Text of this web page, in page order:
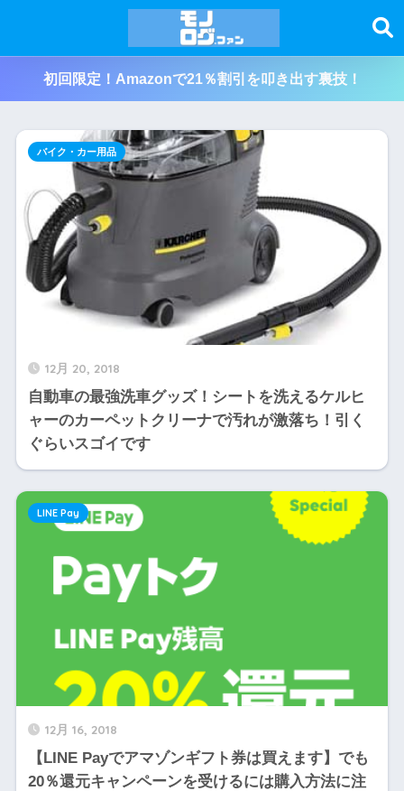
初回限定！Amazonで21％割引を叩き出す裏技！
12月 20, 2018
自動車の最強洗車グッズ！シートを洗えるケルヒ
ャーのカーペットクリーナで汚れが激落ち！引く
ぐらいスゴイです
バイク・カー用品
12月 16, 2018
【LINE Payでアマゾンギフト券は買えます】でも
20％還元キャンペーンを受けるには購入方法に注
LINE Pay